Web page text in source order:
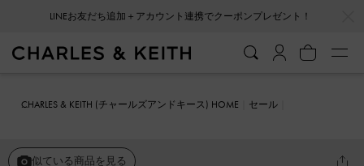
LINEお友だち追加＋アカウント連携でクーポンプレゼント！
CHARLES & KEITH (チャールズアンドキース) HOME
セール
似ている商品を見る